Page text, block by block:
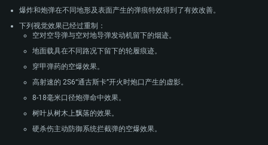
爆炸和炮弹在不同地形及表面产生的弹痕特效得到了有效改善。
下列视觉效果已经过重制：
空对空导弹与空对地导弹发动机留下的烟迹。
地面载具在不同路况下留下的轮履痕迹。
穿甲弹药的空爆效果。
高射速的 2S6“通古斯卡”开火时炮口产生的虚影。
8-18毫米口径炮弹命中效果。
树叶从树木上飘落的效果。
硬杀伤主动防御系统拦截弹的空爆效果。